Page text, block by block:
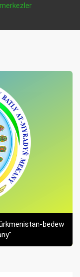
bedew